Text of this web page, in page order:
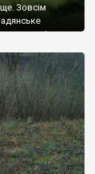
Зовсім
далі, десь
– […]